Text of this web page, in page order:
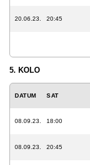
20.06.23. 20:45
5. KOLO
DATUM SAT
08.09.23. 18:00
08.09.23. 20:45